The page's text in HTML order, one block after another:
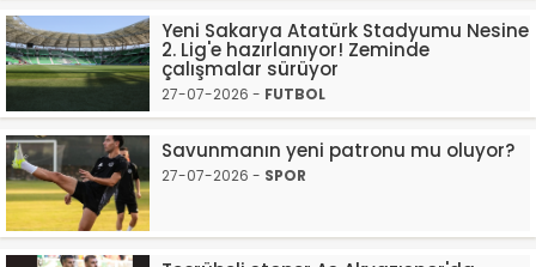
Yeni Sakarya Atatürk Stadyumu Nesine
2. Lig'e hazırlanıyor! Zeminde
çalışmalar sürüyor
27-07-2026 - FUTBOL
Savunmanın yeni patronu mu oluyor?
27-07-2026 - SPOR